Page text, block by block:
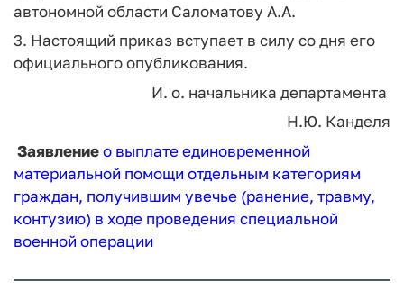
автономной области Саломатову А.А.
3. Настоящий приказ вступает в силу со дня его
официального опубликования.
И. о. начальника департамента
Н.Ю. Канделя
Заявлениео выплате единовременной
материальной помощи отдельным категориям
граждан, получившим увечье (ранение, травму,
контузию) в ходе проведения специальной
военной операции